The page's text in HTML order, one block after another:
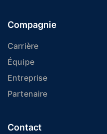
Compagnie
Carrière
Équipe
Entreprise
Partenaire
Contact